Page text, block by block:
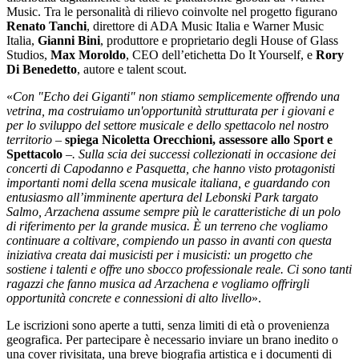
Music. Tra le personalità di rilievo coinvolte nel progetto figurano
Renato Tanchi, direttore di ADA Music Italia e Warner Music
Italia, Gianni Bini, produttore e proprietario degli House of Glass
Studios, Max Moroldo, CEO dell’etichetta Do It Yourself, e Rory
Di Benedetto, autore e talent scout.
«Con "Echo dei Giganti" non stiamo semplicemente offrendo una
vetrina, ma costruiamo un'opportunità strutturata per i giovani e
per lo sviluppo del settore musicale e dello spettacolo nel nostro
territorio – spiega Nicoletta Orecchioni, assessore allo Sport e
Spettacolo –. Sulla scia dei successi collezionati in occasione dei
concerti di Capodanno e Pasquetta, che hanno visto protagonisti
importanti nomi della scena musicale italiana, e guardando con
entusiasmo all’imminente apertura del Lebonski Park targato
Salmo, Arzachena assume sempre più le caratteristiche di un polo
di riferimento per la grande musica. È un terreno che vogliamo
continuare a coltivare, compiendo un passo in avanti con questa
iniziativa creata dai musicisti per i musicisti: un progetto che
sostiene i talenti e offre uno sbocco professionale reale. Ci sono tanti
ragazzi che fanno musica ad Arzachena e vogliamo offrirgli
opportunità concrete e connessioni di alto livello».
Le iscrizioni sono aperte a tutti, senza limiti di età o provenienza
geografica. Per partecipare è necessario inviare un brano inedito o
una cover rivisitata, una breve biografia artistica e i documenti di